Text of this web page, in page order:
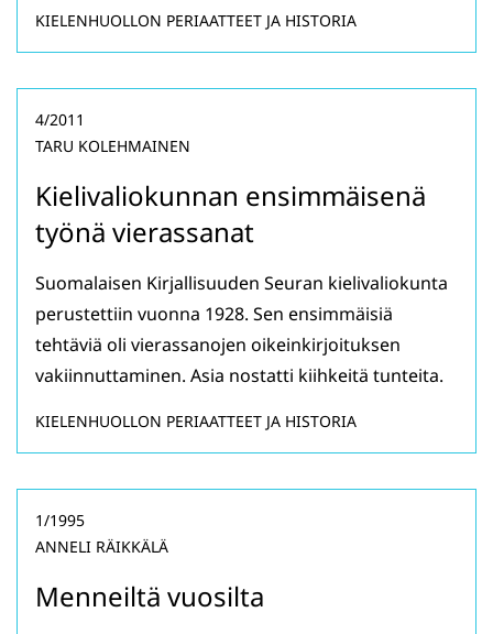
KIELENHUOLLON PERIAATTEET JA HISTORIA
Kielivaliokunnan ensimmäisenä
työnä vierassanat
4/2011
TARU KOLEHMAINEN
Suomalaisen Kirjallisuuden Seuran kielivaliokunta
perustettiin vuonna 1928. Sen ensimmäisiä
tehtäviä oli vierassanojen oikeinkirjoituksen
vakiinnuttaminen. Asia nostatti kiihkeitä tunteita.
KIELENHUOLLON PERIAATTEET JA HISTORIA
Menneiltä vuosilta
1/1995
ANNELI RÄIKKÄLÄ